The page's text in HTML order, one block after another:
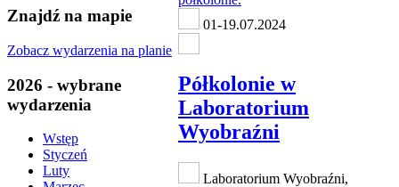
Znajdź na mapie
Zobacz wydarzenia na planie
2026 - wybrane
wydarzenia
Wstęp
Styczeń
Luty
01-19.07.2024
Półkolonie w
Laboratorium
Wyobraźni
Laboratorium Wyobraźni,